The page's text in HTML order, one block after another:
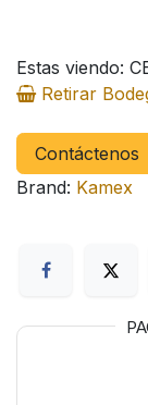
Estas viendo:
Retirar
Contáctenos
Brand: Kamex